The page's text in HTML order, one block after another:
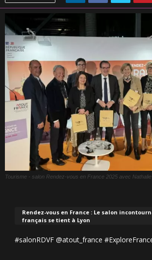
Tourisme - salon Rendez-vous en France 2025 avec
Rendez-vous en France : Le salon
français se tient à Lyon
#salonRDVF @atout_france